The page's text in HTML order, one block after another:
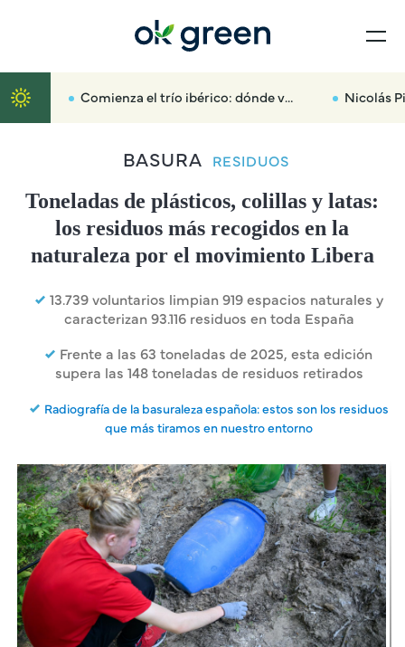
Comienza el trío ibérico: dónde ver el eclipse solar del próximo 12 de agosto en España Nicolás Piñeiro: «La falta
BASURA RESIDUOS
Toneladas de plásticos, colillas y latas:
los residuos más recogidos en la
naturaleza por el movimiento Libera
13.739 voluntarios limpian 919 espacios naturales y
caracterizan 93.116 residuos en toda España
Frente a las 63 toneladas de 2025, esta edición
supera las 148 toneladas de residuos retirados
Radiografía de la basuraleza española: estos son los residuos
que más tiramos en nuestro entorno